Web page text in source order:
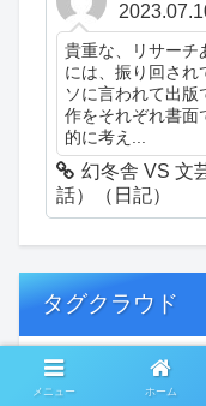
貴重な、リサーチ
には、振り回さ
ソに言われて出
作をそれぞれ書面
的に考え...
幻冬舎 VS 文
話）（日記）
タグクラウド
創作
メニュー ホーム